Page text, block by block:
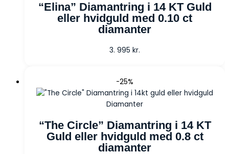
“Elina” Diamantring i 14 KT Guld
eller hvidguld med 0.10 ct
diamanter
3. 995 kr.
-25%
Diamanter
“The Circle” Diamantring i 14 KT
Guld eller hvidguld med 0.8 ct
diamanter